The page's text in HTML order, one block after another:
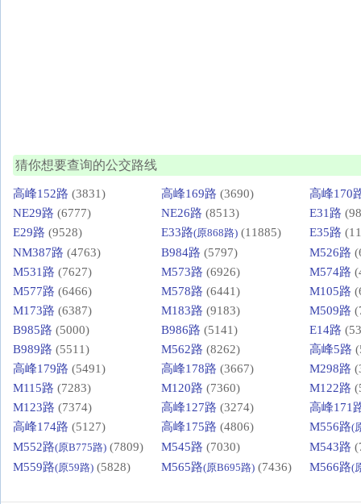
猜你想要查询的公交路线
高峰152路 (3831) 高峰169路 (3690)
高峰170
NE29路 (6777) NE26路 (8513) E31路
E29路 (9528) E33路(原868路) (11885) E35路
NM387路 (4763) B984路 (5797) M526路
M531路 (7627) M573路 (6926) M574路
M577路 (6466) M578路 (6441) M105路
M173路 (6387) M183路 (9183) M509路
B985路 (5000) B986路 (5141) E14路
B989路 (5511) M562路 (8262) 高峰5路
高峰179路 (5491) 高峰178路 (3667) M298路
M115路 (7283) M120路 (7360) M122路
M123路 (7374) 高峰127路 (3274)
高峰171
高峰174路 (5127) 高峰175路 (4806) M556路(
M552路(原B775路) (7809) M545路 (7030) M543路
M559路(原59路) (5828) M565路(原B695路) (7436) M566路(